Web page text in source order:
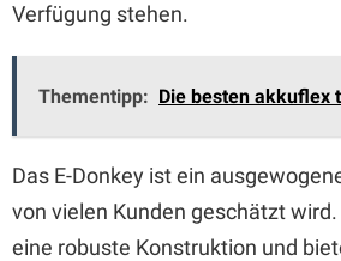
Verfügung stehen.
Thementipp: Die besten akkuflex
Das E-Donkey ist ein
von vielen Kunden geschätzt
eine robuste Konstruktion und